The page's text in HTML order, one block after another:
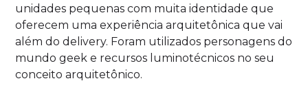
unidades pequenas com muita identidade que
oferecem uma experiência arquitetônica que vai
além do delivery. Foram utilizados personagens do
mundo geek e recursos luminotécnicos no seu
conceito arquitetônico.